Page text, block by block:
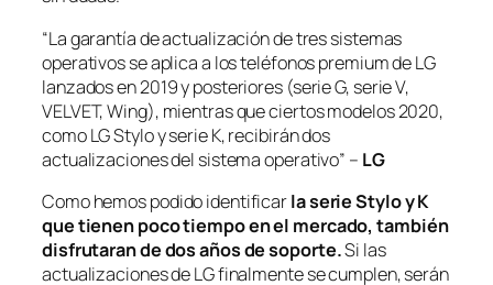
“La garantía de actualización de tres sistemas
operativos se aplica a los teléfonos premium de LG
lanzados en 2019 y posteriores (serie G, serie V,
VELVET, Wing), mientras que ciertos modelos 2020,
como LG Stylo y serie K, recibirán dos
actualizaciones del sistema operativo” – LG
Como hemos podido identificarla serie Stylo y K
que tienen poco tiempo en el mercado, también
disfrutaran de dos años de soporte.Si las
actualizaciones de LG finalmente se cumplen, serán